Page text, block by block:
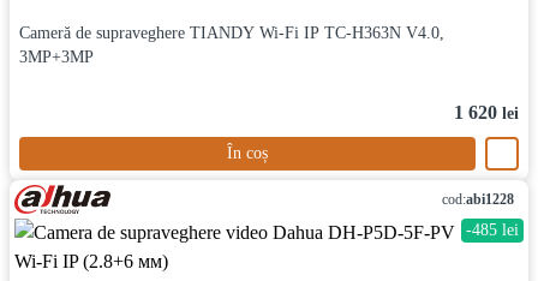
Cameră de supraveghere TIANDY Wi-Fi IP TC-H363N V4.0,
3MP+3MP
1 620 lei
În coș
cod:abi1228
-485 lei